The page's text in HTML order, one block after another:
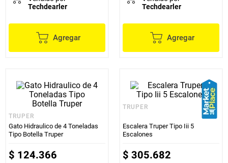
Techdearler
Agregar
Techdearler
Agregar
TRUPER
Gato Hidraulico de 4 Toneladas
Tipo Botella Truper
$ 124.366
TRUPER
Escalera Truper Tipo Iii 5
Escalones
$ 305.682